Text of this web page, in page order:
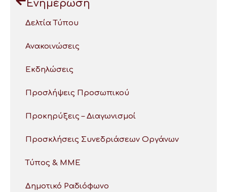
Ενημέρωση
Δελτία Τύπου
Ανακοινώσεις
Εκδηλώσεις
Προσλήψεις Προσωπικού
Προκηρύξεις – Διαγωνισμοί
Προσκλήσεις Συνεδριάσεων Οργάνων
Τύπος & ΜΜΕ
Δημοτικό Ραδιόφωνο